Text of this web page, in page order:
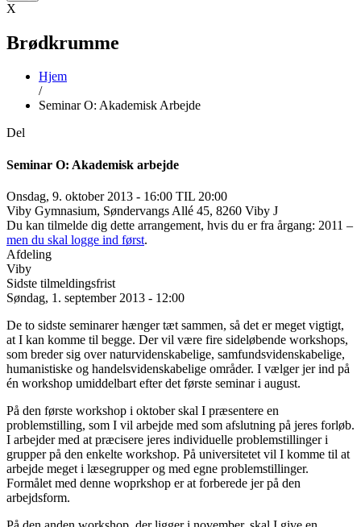
X
Brødkrumme
Hjem
/
Seminar O: Akademisk Arbejde
Del
Seminar O: Akademisk arbejde
Onsdag, 9. oktober 2013 - 16:00 TIL 20:00
Viby Gymnasium, Søndervangs Allé 45, 8260 Viby J
Du kan tilmelde dig dette arrangement, hvis du er fra årgang: 2011 –
men du skal logge ind først.
Afdeling
Viby
Sidste tilmeldingsfrist
Søndag, 1. september 2013 - 12:00
De to sidste seminarer hænger tæt sammen, så det er meget vigtigt,
at I kan komme til begge. Der vil være fire sideløbende workshops,
som breder sig over naturvidenskabelige, samfundsvidenskabelige,
humanistiske og handelsvidenskabelige områder. I vælger jer ind på
én workshop umiddelbart efter det første seminar i august.
På den første workshop i oktober skal I præsentere en
problemstilling, som I vil arbejde med som afslutning på jeres forløb.
I arbejder med at præcisere jeres individuelle problemstillinger i
grupper på den enkelte workshop. På universitetet vil I komme til at
arbejde meget i læsegrupper og med egne problemstillinger.
Formålet med denne woprkshop er at forberede jer på den
arbejdsform.